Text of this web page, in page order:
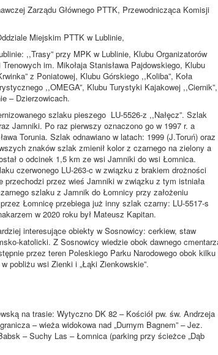
Zarządu Głównego PTTK, Przewodnicząca Komisji
Miejskim PTTK w Lublinie,
,,Trasy” przy MPK w Lublinie, Klubu Organizatorów
im. Mikołaja Stanisława Pajdowskiego, Klubu
z Poniatowej, Klubu Górskiego ,,Koliba”, Koła
,,OMEGA”, Klubu Turystyki Kajakowej ,,Ciernik”,
– Dzierzowicach.
szlaku pieszego LU-5526-z ,,Nałęcz”. Szlak
Jamniki. Po raz pierwszy oznaczono go w 1997 r. a
Torunia. Szlak odnawiano w latach: 1999 (J.Toruń) oraz
znaków szlak zmienił kolor z czarnego na zielony a
o odcinek 1,5 km ze wsi Jamniki do wsi Łomnica.
czerwonego LU-263-c w związku z brakiem drożności
przez wieś Jamniki w związku z tym istniała
szlaku z Jamnik do Łomnicy przy założeniu
Łomnicę przebiega już inny szlak czarny: LU-5517-s
w 2020 roku był Mateusz Kapitan.
interesujące obiekty w Sosnowicy: cerkiew, staw
katolicki. Z Sosnowicy wiedzie obok dawnego
przez teren Poleskiego Parku Narodowego obok kilku
pobliżu wsi Zienki i „Łąki Zienkowskie”.
na trasie: Wytyczno DK 82 – Kościół pw. św. Andrzeja
– wieża widokowa nad „Durnym Bagnem” – Jez.
– Suchy Las – Łomnica (parking przy ścieżce „Dąb